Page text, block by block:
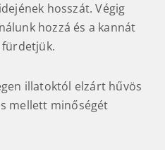
hosszát. Végig
hozzá és a kannát
illatoktól elzárt hűvös
mellett minőségét